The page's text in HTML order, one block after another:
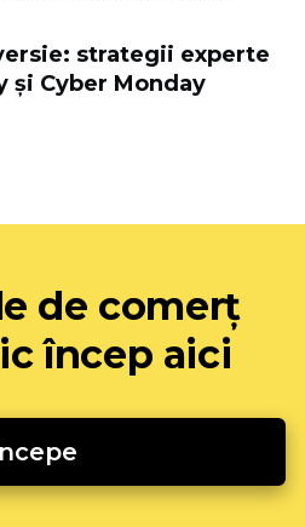
strategii experte
și Cyber ​​Monday
de comerț
încep aici